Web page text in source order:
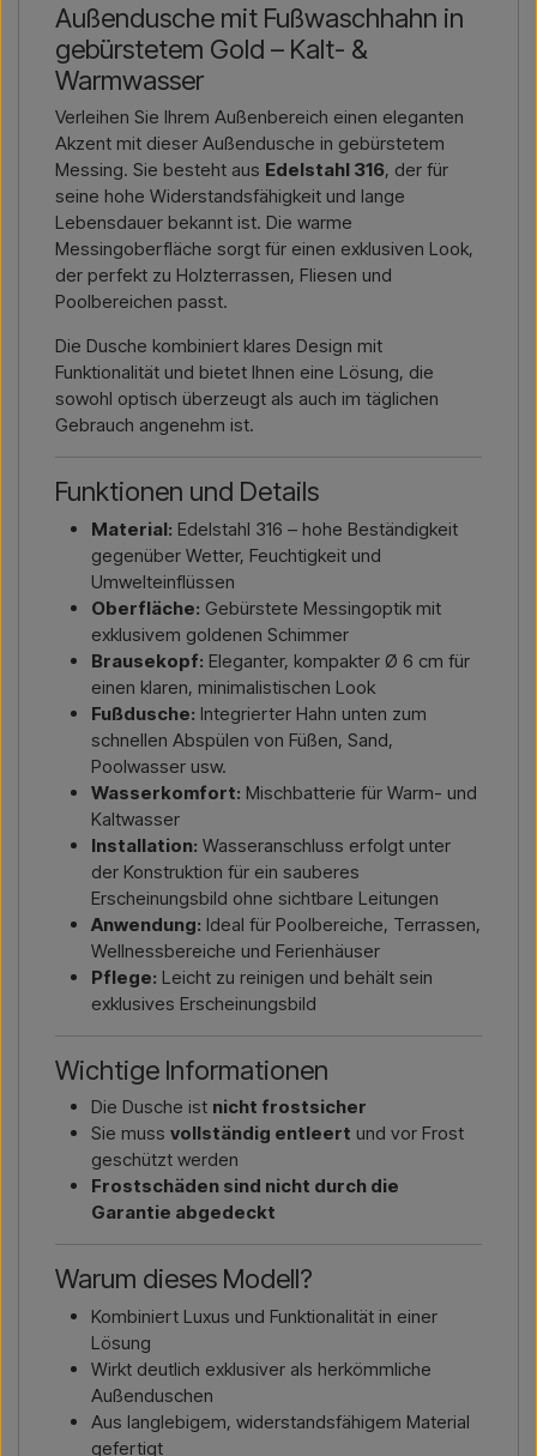
Kontakt per E-Mail → Rufen Sie uns an →
Bitte geben Sie einfach an, für welchen Artikel Sie sich
interessieren (Artikelnummer oder Link zum Artikel) sowie
Rechnungs- und Lieferadresse – dann erhalten Sie ein
Angebot.
Kontakt per E-Mail → Rufen Sie uns an →
Außendusche mit Fußwaschhahn in
gebürstetem Gold – Kalt- &
Warmwasser
Verleihen Sie Ihrem Außenbereich einen eleganten
Akzent mit dieser Außendusche in gebürstetem
Messing. Sie besteht aus Edelstahl 316, der für
seine hohe Widerstandsfähigkeit und lange
Lebensdauer bekannt ist. Die warme
Messingoberfläche sorgt für einen exklusiven Look,
der perfekt zu Holzterrassen, Fliesen und
Poolbereichen passt.
Die Dusche kombiniert klares Design mit
Funktionalität und bietet Ihnen eine Lösung, die
sowohl optisch überzeugt als auch im täglichen
Gebrauch angenehm ist.
Funktionen und Details
Material: Edelstahl 316 – hohe Beständigkeit
gegenüber Wetter, Feuchtigkeit und
Umwelteinflüssen
Oberfläche: Gebürstete Messingoptik mit
exklusivem goldenen Schimmer
Brausekopf: Eleganter, kompakter Ø 6 cm für
einen klaren, minimalistischen Look
Fußdusche: Integrierter Hahn unten zum
schnellen Abspülen von Füßen, Sand,
Poolwasser usw.
Wasserkomfort: Mischbatterie für Warm- und
Kaltwasser
Installation: Wasseranschluss erfolgt unter
der Konstruktion für ein sauberes
Erscheinungsbild ohne sichtbare Leitungen
Anwendung: Ideal für Poolbereiche, Terrassen,
Wellnessbereiche und Ferienhäuser
Pflege: Leicht zu reinigen und behält sein
exklusives Erscheinungsbild
Wichtige Informationen
Die Dusche ist nicht frostsicher
Sie muss vollständig entleert und vor Frost
geschützt werden
Frostschäden sind nicht durch die
Garantie abgedeckt
Warum dieses Modell?
Kombiniert Luxus und Funktionalität in einer
Lösung
Wirkt deutlich exklusiver als herkömmliche
Außenduschen
Aus langlebigem, widerstandsfähigem Material
gefertigt